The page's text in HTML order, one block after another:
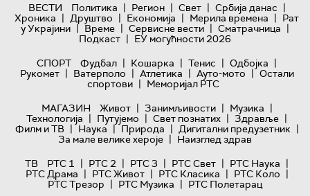
ВЕСТИ Политика | Регион | Свет | Србија данас |
Хроника | Друштво | Економија | Мерила времена | Рат
у Украјини | Време | Сервисне вести | Сматрачница |
Подкаст | ЕУ могућности 2026
СПОРТ
Фудбал | Кошарка | Тенис | Одбојка |
Рукомет | Ватерполо | Атлетика | Ауто-мото | Остали
спортови | Меморијал РТС
МАГАЗИН
Живот | Занимљивости | Музика |
Технологијa | Путујемо | Свет познатих | Здравље |
Филм и ТВ | Наука | Природа | Дигитални предузетник |
За мале велике хероје | Наизглед здрав
ТВ
РТС 1 | РТС 2 | РТС 3 | РТС Свет | РТС Наука |
РТС Драма | РТС Живот | РТС Класика | РТС Коло |
РТС Трезор | РТС Музика | РТС Полетарац